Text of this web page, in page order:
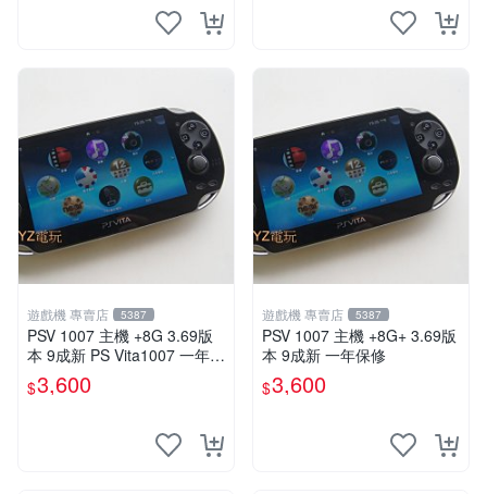
遊戲機 專賣店 5387
PSV 1007 主機 +8G 3.69版
本 9成新 PS Vita1007 一年保
修 送一款遊戲
$3,600
遊戲機 專賣店 5387
PSV 1007 主機 +8G+ 3.69版
本 9成新 一年保修
$3,600